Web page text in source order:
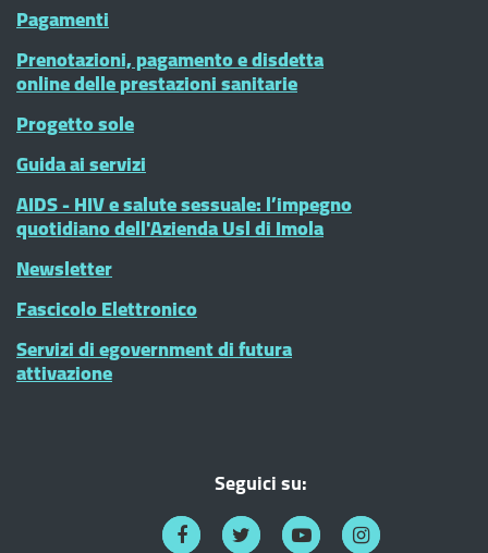
Pagamenti
Prenotazioni, pagamento e disdetta
online delle prestazioni sanitarie
Progetto sole
Guida ai servizi
AIDS - HIV e salute sessuale: l’impegno
quotidiano dell'Azienda Usl di Imola
Newsletter
Fascicolo Elettronico
Servizi di egovernment di futura
attivazione
Seguici su: